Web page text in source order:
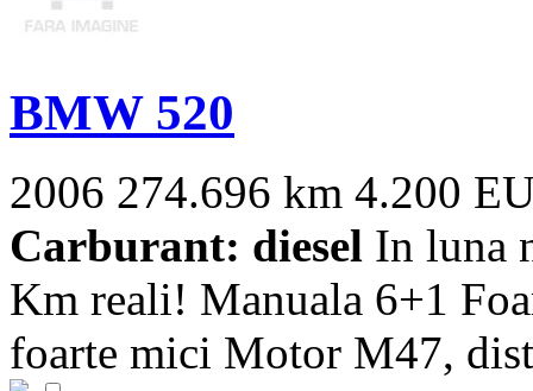
BMW 520
2006 274.696 km 4.200
Carburant: diesel In luna
Km reali! Manuala 6+1
foarte mici Motor M47,